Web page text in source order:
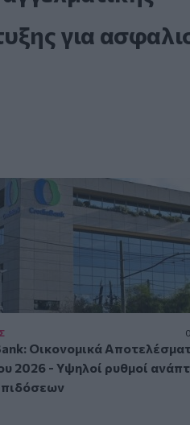
για
Οικονομικά
2026 - Υψηλοί ρυθμοί